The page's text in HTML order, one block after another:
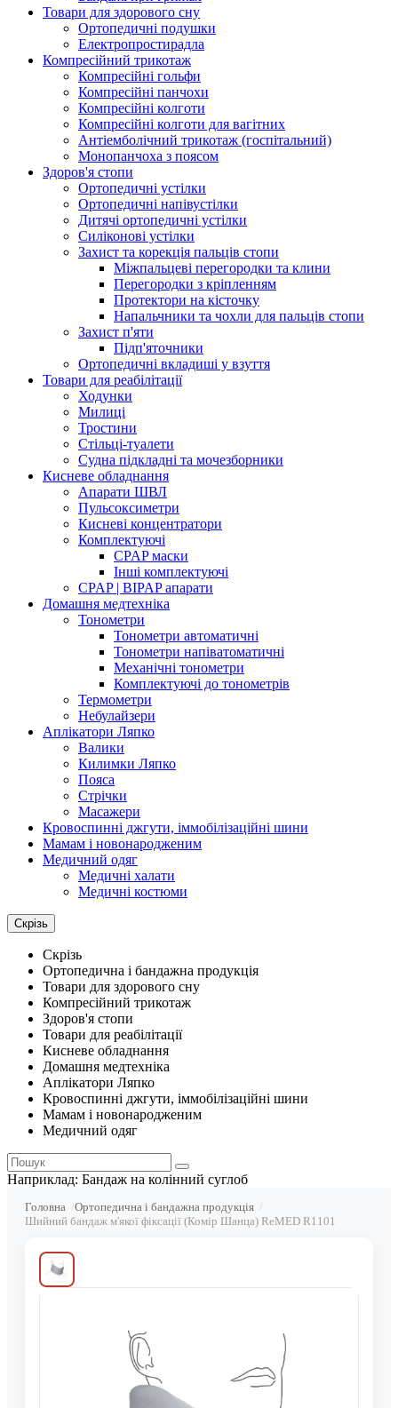
Товари для здорового сну
Ортопедичні подушки
Електропростирадла
Компресійний трикотаж
Компресійні гольфи
Компресійні панчохи
Компресійні колготи
Компресійні колготи для вагітних
Антіемболічний трикотаж (госпітальний)
Монопанчоха з поясом
Здоров'я стопи
Ортопедичні устілки
Ортопедичні напівустілки
Дитячі ортопедичні устілки
Силіконові устілки
Захист та корекція пальців стопи
Міжпальцеві перегородки та клини
Перегородки з кріпленням
Протектори на кісточку
Напальчники та чохли для пальців стопи
Захист п'яти
Підп'яточники
Ортопедичні вкладиші у взуття
Товари для реабілітації
Ходунки
Милиці
Тростини
Стільці-туалети
Судна підкладні та мочезборники
Кисневе обладнання
Апарати ШВЛ
Пульсоксиметри
Кисневі концентратори
Комплектуючі
CPAP маски
Інші комплектуючі
CPAP | BIPAP апарати
Домашня медтехніка
Тонометри
Тонометри автоматичні
Тонометри напіватоматичні
Механічні тонометри
Комплектуючі до тонометрів
Термометри
Небулайзери
Аплікатори Ляпко
Валики
Килимки Ляпко
Пояса
Стрічки
Масажери
Кровоспинні джгути, іммобілізаційні шини
Мамам і новонародженим
Медичний одяг
Медичні халати
Медичні костюми
Скрізь
Скрізь
Ортопедична і бандажна продукція
Товари для здорового сну
Компресійний трикотаж
Здоров'я стопи
Товари для реабілітації
Кисневе обладнання
Домашня медтехніка
Аплікатори Ляпко
Кровоспинні джгути, іммобілізаційні шини
Мамам і новонародженим
Медичний одяг
Наприклад: Бандаж на колінний суглоб
Головна
Ортопедична і бандажна продукція
Шийний бандаж м'якої фіксації (Комір Шанца) ReMED R1101